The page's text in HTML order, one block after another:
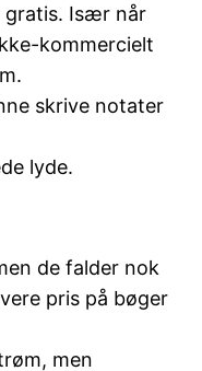
gratis. Især når
kommercielt
skrive notater
lyde.
de falder nok
pris på bøger
men